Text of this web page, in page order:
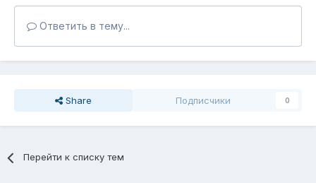
Ответить в тему...
Share Подписчики 0
Перейти к списку тем